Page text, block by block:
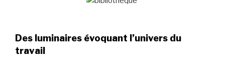
Des luminaires évoquant l’univers du
travail